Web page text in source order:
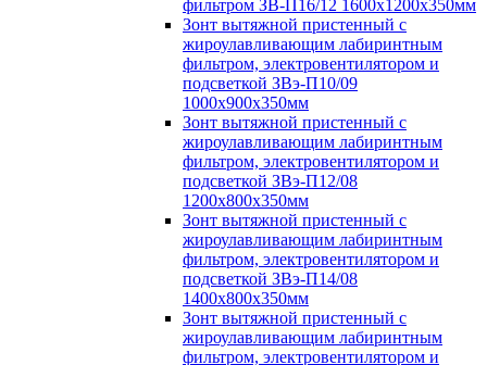
фильтром ЗВ-П16/12 1600х1200х350мм
Зонт вытяжной пристенный с
жироулавливающим лабиринтным
фильтром, электровентилятором и
подсветкой ЗВэ-П10/09
1000х900х350мм
Зонт вытяжной пристенный с
жироулавливающим лабиринтным
фильтром, электровентилятором и
подсветкой ЗВэ-П12/08
1200х800х350мм
Зонт вытяжной пристенный с
жироулавливающим лабиринтным
фильтром, электровентилятором и
подсветкой ЗВэ-П14/08
1400х800х350мм
Зонт вытяжной пристенный с
жироулавливающим лабиринтным
фильтром, электровентилятором и